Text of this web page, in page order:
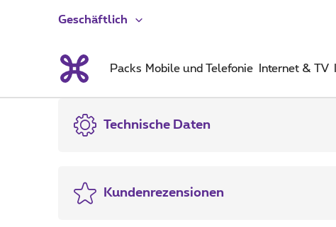
Geschäftlich
Packs Mobile und Telefonie Internet & TV
Technische Daten
Kundenrezensionen